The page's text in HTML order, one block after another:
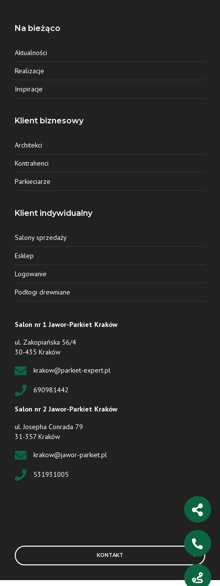
Na bieżąco
Aktualności
Realizacje
Inspiracje
Klient biznesowy
Architekci
Kontrahenci
Parkieciarze
Klient indywidualny
Salony sprzedaży
Esklep
Logowanie
Podłogi drewniane
Salon nr 1 Jawor-Parkiet Kraków
ul. Zakopiańska 56/4
30-435 Kraków
krakow@parkiet-expert.pl
690981442
Salon nr 2 Jawor-Parkiet Kraków
ul. Josepha Conrada 79
31-357 Kraków
krakow@jawor-parkiet.pl
531931005
KONTAKT